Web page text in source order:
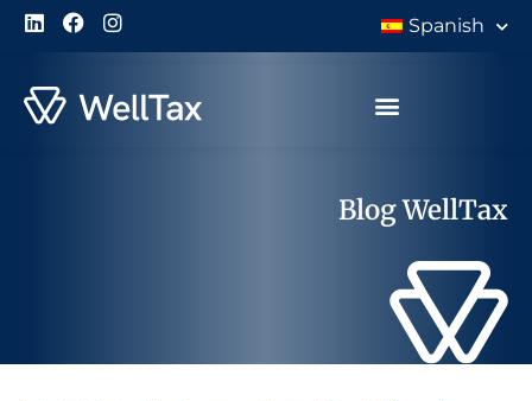
Spanish
Blog WellTax